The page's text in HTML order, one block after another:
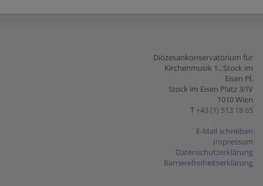
Diözesankonservatorium für
Kirchenmusik 1., Stock im
Eisen Pl.
Stock im Eisen Platz 3/IV
1010 Wien
T +43 (1) 513 18 65
E-Mail schreiben
Impressum
Datenschutzerklärung
Barrierefreiheitserklärung